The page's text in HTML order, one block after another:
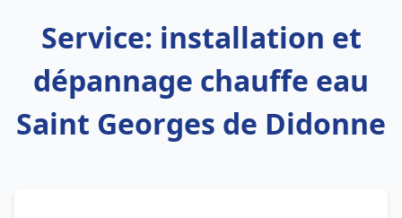
Service: installation et
dépannage chauffe eau
Saint Georges de Didonne